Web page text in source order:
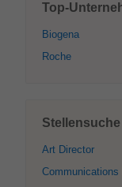
Top-
Biogena
Roche
Art Director
Communications